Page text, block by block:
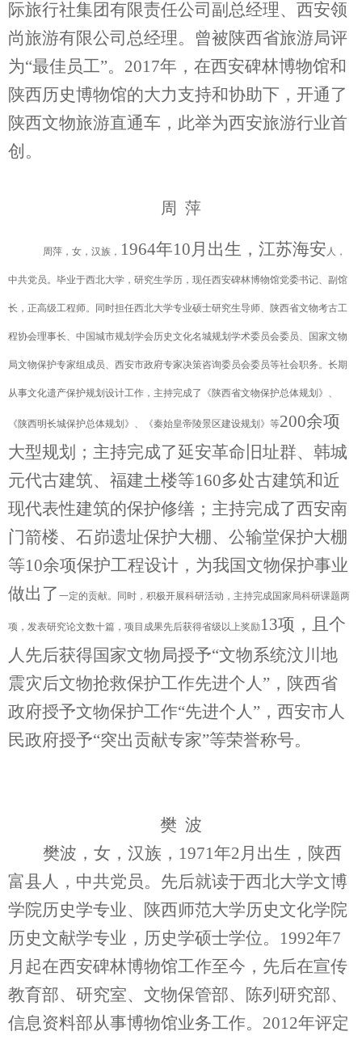
际旅行社集团有限责任公司副总经理、西安领
尚旅游有限公司总经理。曾被陕西省旅游局评
为“最佳员工”。2017年，在西安碑林博物馆和
陕西历史博物馆的大力支持和协助下，开通了
陕西文物旅游直通车，此举为西安旅游行业首
创。
周 萍
周萍，女， 汉族， 1964年10月出生，江苏海安 人 ，
中共党员。 毕业于西北大学，研究生学历，现任西安碑林博物馆党委书记、副馆
长 ，正高级工程师。 同时担任西北大学专业硕士研究生导师、陕西省文物考古工
程协会理事长、中国城市规划学会历史文化名城规划学术委员会委员、 国家文物
局文物保护专家组成员、西安市政府专家决策咨询委员会委员等社会职务。长期
从事文化遗产保护规划设计工作，主持完成了《陕西省文物保护总体规划》、
《陕西明长城保护总体规划》、《秦始皇帝陵景区建设规划》等200余项
大型规划；主持完成了延安革命旧址群、韩城
元代古建筑、福建土楼等160多处古建筑和近
现代表性建筑的保护修缮；主持完成了西安南
门箭楼、石峁遗址保护大棚、公输堂保护大棚
等10余项保护工程设计，为我国文物保护事业
做出了 一定的贡献。 同时， 积极开展科研活动，主持完成国家局科研课题两
项，发表研究论文数十篇，项目成果先后获得省级以上奖励13项，且个
人先后获得国家文物局授予“文物系统汶川地
震灾后文物抢救保护工作先进个人”，陕西省
政府授予文物保护工作“先进个人”，西安市人
民政府授予“突出贡献专家”等荣誉称号。
樊 波
樊波，女，汉族，1971年2月出生，陕西
富县人，中共党员。先后就读于西北大学文博
学院历史学专业、陕西师范大学历史文化学院
历史文献学专业，历史学硕士学位。1992年7
月起在西安碑林博物馆工作至今，先后在宣传
教育部、研究室、文物保管部、陈列研究部、
信息资料部从事博物馆业务工作。2012年评定